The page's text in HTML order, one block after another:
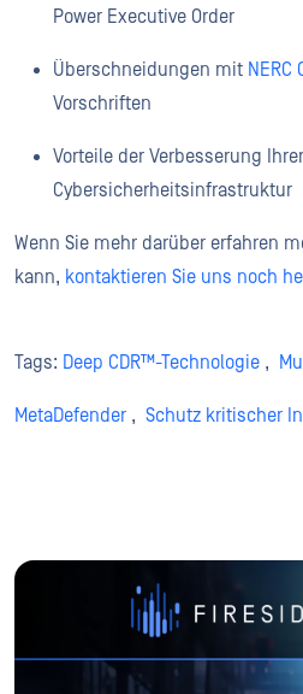
Power Executive Order
Überschneidungen mit NERC
Vorschriften
Vorteile der Verbesserung Ihrer
Cybersicherheitsinfrastruktur
Wenn Sie mehr darüber erfahren
kann, kontaktieren Sie uns noch
Tags: Deep CDR™-Technologie ,
MetaDefender , Schutz kritischer